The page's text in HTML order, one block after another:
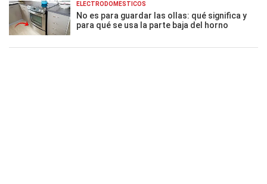
ELECTRODOMÉSTICOS
No es para guardar las ollas: qué significa y
para qué se usa la parte baja del horno